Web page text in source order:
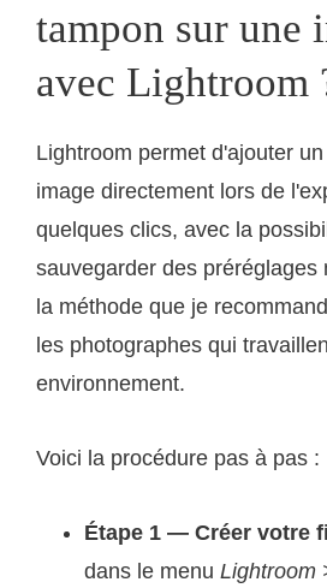
tampon sur une
avec Lightroom
Lightroom permet d'ajouter
image directement lors de
quelques clics, avec la
sauvegarder des préréglages
la méthode que je
les photographes qui
environnement.
Voici la procédure pas à pas :
Étape 1 — Créer votre
dans le menu Lightroom